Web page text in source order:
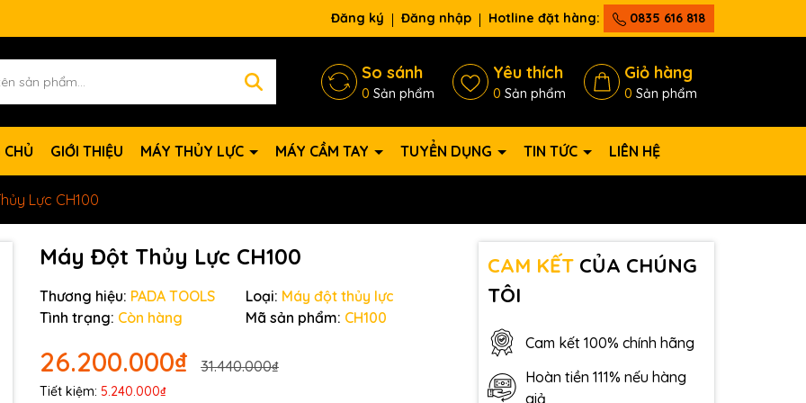
Đăng ký Đăng nhập Hotline đặt hàng: 0835 616 818
So sánh
0 Sản phẩm
Yêu thích
0 Sản phẩm
Giỏ hàng
0 Sản phẩm
GIỚI THIỆU MÁY THỦY LỰC MÁY CẦM TAY TUYỂN DỤNG TIN TỨC LIÊN HỆ
Lực CH100
Máy Đột Thủy Lực CH100
Thương hiệu: PADA TOOLS Loại: Máy đột thủy lực
Tình trạng: Còn hàng Mã sản phẩm: CH100
26.200.000₫ 31.440.000₫
Tiết kiệm: 5.240.000₫
CAM KẾTCỦA CHÚNG
TÔI
Cam kết 100% chính hãng
Hoàn tiền 111% nếu hàng
giả